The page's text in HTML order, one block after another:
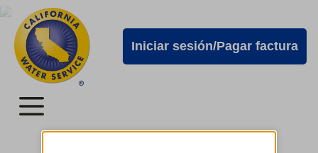
directamente
contenido
principal
Alertas
de
Cal
Water
Iniciar sesión/Pagar factura
Menú
Menú